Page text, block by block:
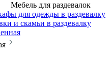
Мебель для раздевалок
для одежды в раздевалку
и скамьи в раздевалку